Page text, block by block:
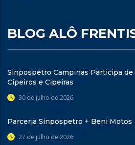
BLOG ALÔ
Sinpospetro Campinas Participa
Cipeiros e Cipeiras
30 de julho de 2026
Parceria Sinpospetro + Beni Motos
27 de julho de 2026